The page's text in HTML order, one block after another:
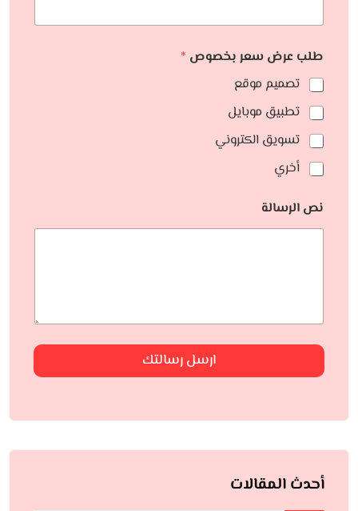
طلب عرض سعر بخصوص *
تصميم موقع
تطبيق موبايل
تسويق الكتروني
أخري
نص الرسالة
ارسل رسالتك
أحدث المقالات